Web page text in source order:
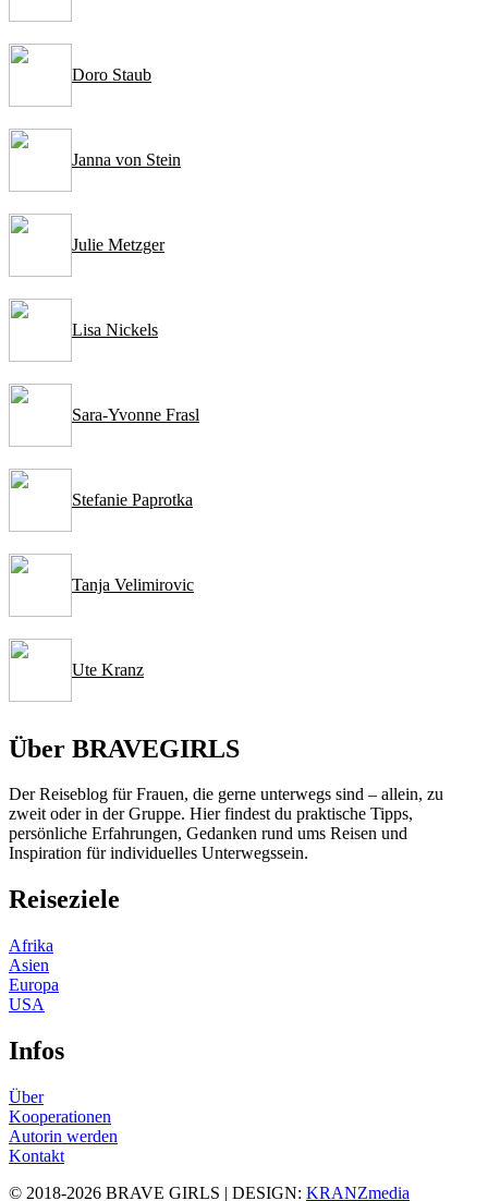
Doro Staub
Janna von Stein
Julie Metzger
Lisa Nickels
Sara-Yvonne Frasl
Stefanie Paprotka
Tanja Velimirovic
Ute Kranz
Über BRAVEGIRLS
Der Reiseblog für Frauen, die gerne unterwegs sind – allein, zu
zweit oder in der Gruppe. Hier findest du praktische Tipps,
persönliche Erfahrungen, Gedanken rund ums Reisen und
Inspiration für individuelles Unterwegssein.
Reiseziele
Afrika
Asien
Europa
USA
Infos
Über
Kooperationen
Autorin werden
Kontakt
© 2018-2026 BRAVE GIRLS | DESIGN: KRANZmedia